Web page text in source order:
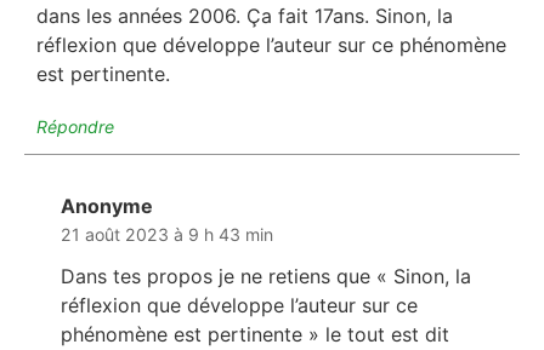
dans les années 2006. Ça fait 17ans. Sinon, la
réflexion que développe l’auteur sur ce phénomène
est pertinente.
Répondre
Anonyme
21 août 2023 à 9 h 43 min
Dans tes propos je ne retiens que « Sinon, la
réflexion que développe l’auteur sur ce
phénomène est pertinente » le tout est dit